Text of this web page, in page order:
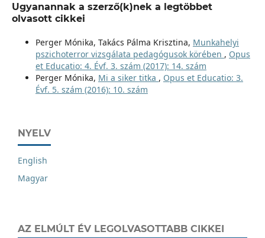
Ugyanannak a szerző(k)nek a legtöbbet
olvasott cikkei
Perger Mónika, Takács Pálma Krisztina, Munkahelyi
pszichoterror vizsgálata pedagógusok körében , Opus
et Educatio: 4. Évf. 3. szám (2017): 14. szám
Perger Mónika, Mi a siker titka , Opus et Educatio: 3.
Évf. 5. szám (2016): 10. szám
NYELV
English
Magyar
AZ ELMÚLT ÉV LEGOLVASOTTABB CIKKEI